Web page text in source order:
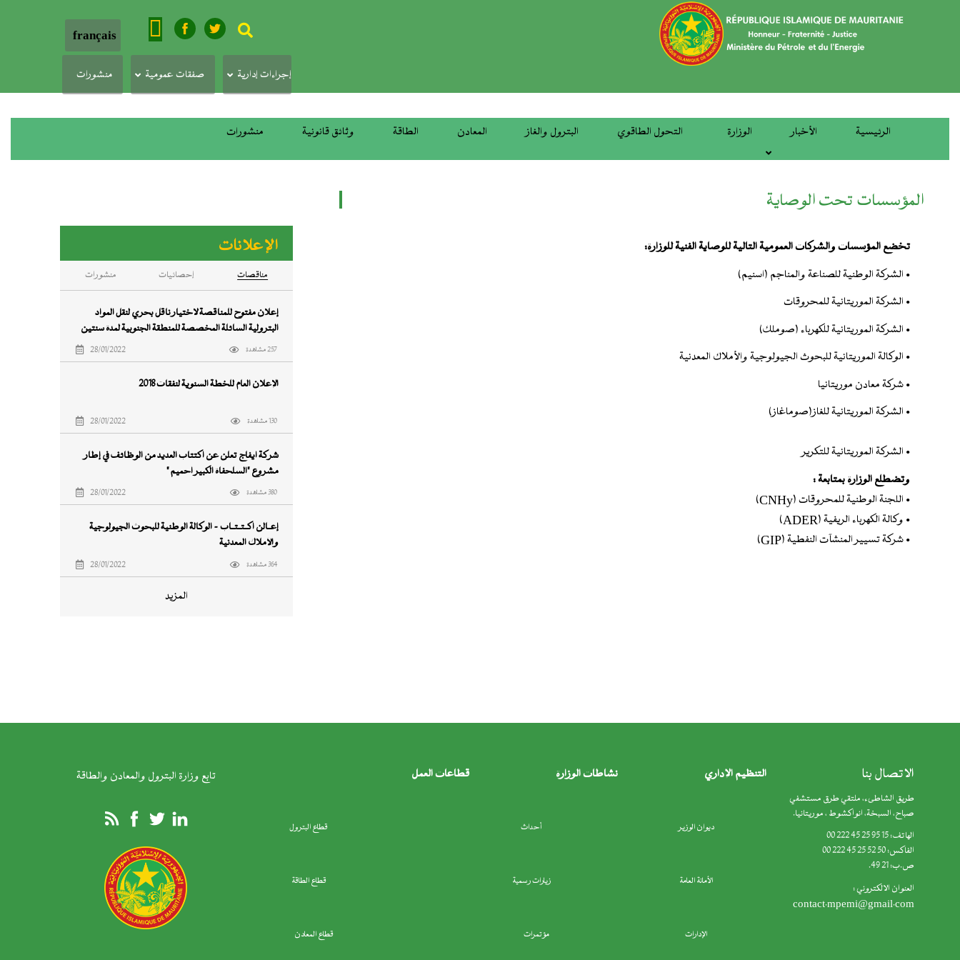
français
منشورات صفقات عمومية إجراءات إدارية
الرئيسية الأخبار الوزارة التحول الطاقوي البترول والغاز المعادن الطاقة وثائق قانونية منشورات
المؤسسات تحت الوصاية
تخضع المؤسسات والشركات العمومية التالية للوصاية الفنية للوزارة:
• الشركة الوطنية للصناعة والمناجم (اسنيم)
• الشركة الموريتانية للمحروقات
• الشركة الموريتانية للكهرباء (صوملك)
• الوكالة الموريتانية للبحوث الجيولوجية والأملاك المعدنية
• شركة معادن موريتانيا
• الشركة الموريتانية للغاز(صوماغاز)
• الشركة الموريتانية للتكرير
وتضطلع الوزارة بمتابعة :
• اللجنة الوطنية للمحروقات (CNHy)
• وكالة الكهرباء الريفية (ADER)
• شركة تسيير المنشآت النفطية (GIP)
الإعلانات
ﻣﻨﺎﻗﺼﺎت إحصائيات منشورات
إعلان مفتوح للمناقصة لاختيار ناقل بحري لنقل المواد
البترولية السائلة المخصصة للمنطقة الجنوبية لمدة سنتين
اعتبارا من 16 ابريل 2018
28/01/2022 257 مشاهدة
الإعلان العام للخطة السنوية لنفقات ٢٠١٨
28/01/2022 130 مشاهدة
شركة ايفاج تعلن عن اكتتاب العديد من الوظائف في إطار
مشروع "السلحفاة الكبير آحميم "
28/01/2022 380 مشاهدة
إعــالن اكــتــتــاب - الوكالة الوطنية للبحوث الجيولوجية
والأملاك المعدنية
28/01/2022 364 مشاهدة
المزيد
تابع وزارة البترول والمعادن والطاقة قطاعات العمل
قطاع البترول
قطاع الطاقة
قطاع المعادن
نشاطات الوزارة
أحداث
زيارات رسمية
مؤتمرات
التنظيم الإداري
ديوان الوزير
الأمانة العامة
الإدارات
الاتصال بنا
طريق الشاطىء، ملتقي طرق مستشفي
صباح، السبخة، انواكشوط ، موريتانيا.
الهاتف: 15 95 25 45 222 00
الفاكس: 50 52 25 45 222 00
ص.ب: 21 49.
العنوان الالكتروني :
contact.mpemi@gmail.com